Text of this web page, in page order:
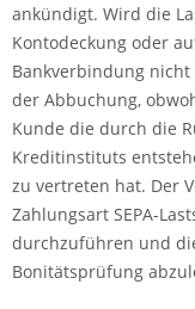
ankündigt. Wird die
Kontodeckung oder
Bankverbindung
der Abbuchung,
Kunde die durch die
Kreditinstituts
zu vertreten hat. Der
Zahlungsart SEPA-
durchzuführen und
Bonitätsprüfung